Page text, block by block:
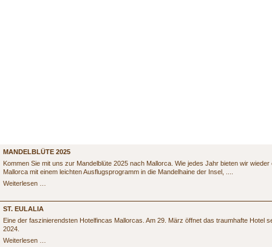
MANDELBLÜTE 2025
Kommen Sie mit uns zur Mandelblüte 2025 nach Mallorca. Wie jedes Jahr bieten wir
Mallorca mit einem leichten Ausflugsprogramm in die Mandelhaine der Insel, ....
Weiterlesen …
ST. EULALIA
Eine der faszinierendsten Hotelfincas Mallorcas. Am 29. März öffnet das traumhafte Hotel
2024.
Weiterlesen …